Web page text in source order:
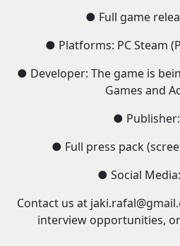
● Full game
● Platforms: PC Steam
● Developer: The game is
Games and
●
● Full press pack
● Social
Contact us at
interview opportunities,